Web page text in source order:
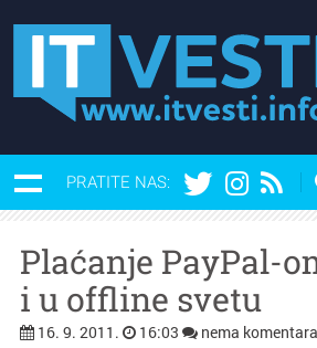
PRATITE NAS:
Plaćanje PayPal-
i u offline svetu
16. 9. 2011. 16:03 nema komentara